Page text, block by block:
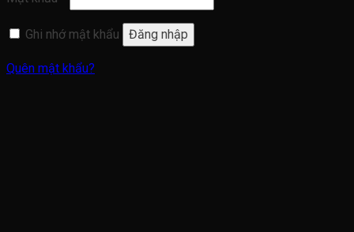
Ghi nhớ mật khẩu Đăng nhập
Quên mật khẩu?